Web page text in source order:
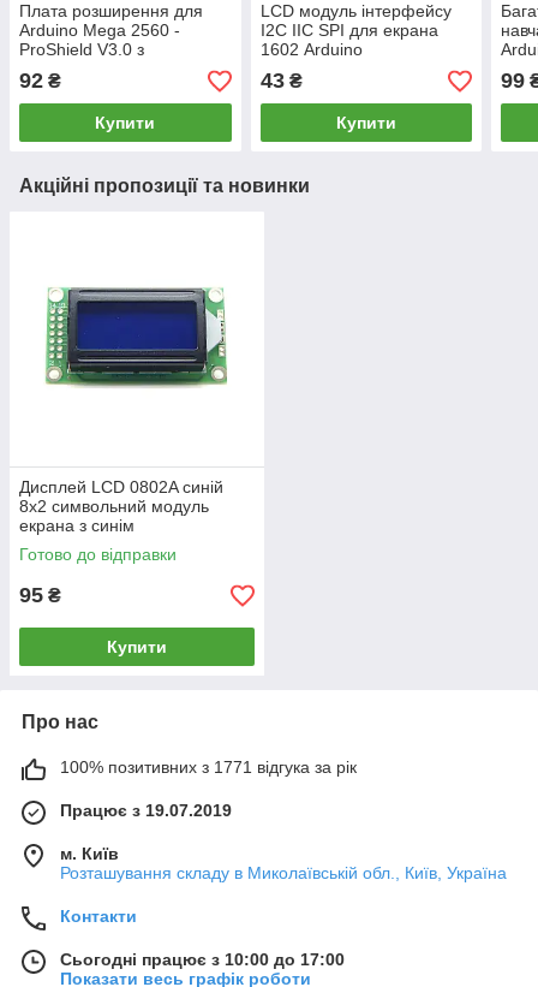
Плата розширення для
Arduino Mega 2560 -
ProShield V3.0 з
універсальною
друкованою платою 170
точок
92 ₴
Купити
LCD модуль інтерфейсу
I2C IIC SPI для екрана
1602 Arduino
43₴
Купити
2.3
99
Акційні пропозиції та новинки
Дисплей LCD 0802A синій
8x2 символьний модуль
екрана з синім
підсвічуванням HD44780 5V
для Arduino
Готово до відправки
95 ₴
Купити
Про нас
100% позитивних з 1771 відгука за рік
Працює з 19.07.2019
м. Київ
Розташування складу в Миколаївській обл., Київ, Україна
Контакти
Сьогодні працює з 10:00 до 17:00
Показати весь графік роботи